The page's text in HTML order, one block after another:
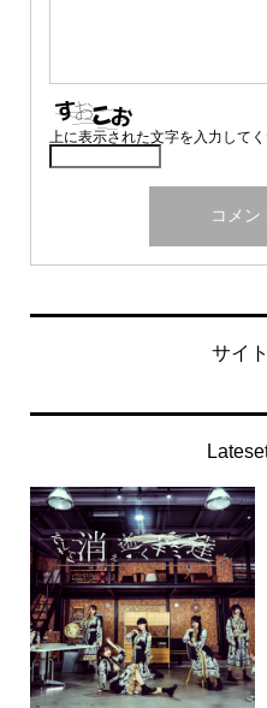
上に表示された文字を入力してく
サイ